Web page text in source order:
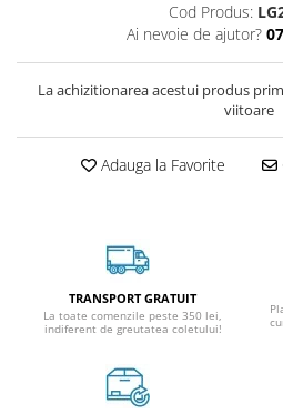
Cod Produs:
Ai nevoie de ajutor?
La achizitionarea acestui produs
viitoare
Adauga la Favorite
TRANSPORT GRATUIT
La toate comenzile peste 350 lei,
indiferent de greutatea coletului!